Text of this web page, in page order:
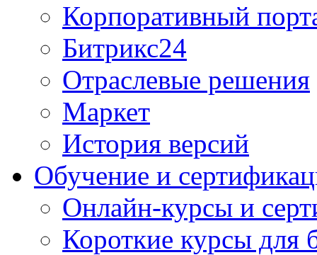
Корпоративный
Битрикс24
Отраслевые решения
Маркет
История версий
Обучение и
Онлайн-курсы и
Короткие курсы для